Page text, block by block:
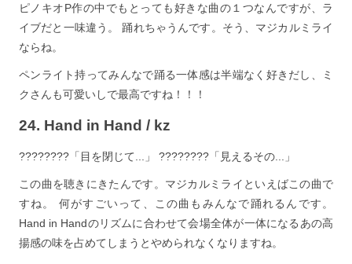
ピノキオP作の中でもとっても好きな曲の１つなんですが、ラ
イブだと一味違う。 踊れちゃうんです。そう、マジカルミライ
ならね。
ペンライト持ってみんなで踊る一体感は半端なく好きだし、ミ
クさんも可愛いしで最高ですね！！！
24. Hand in Hand / kz
????????「目を閉じて...」 ????????「見えるその...」
この曲を聴きにきたんです。マジカルミライといえばこの曲で
すね。 何がすごいって、この曲もみんなで踊れるんです。
Hand in Handのリズムに合わせて会場全体が一体になるあの高
揚感の味を占めてしまうとやめられなくなりますね。